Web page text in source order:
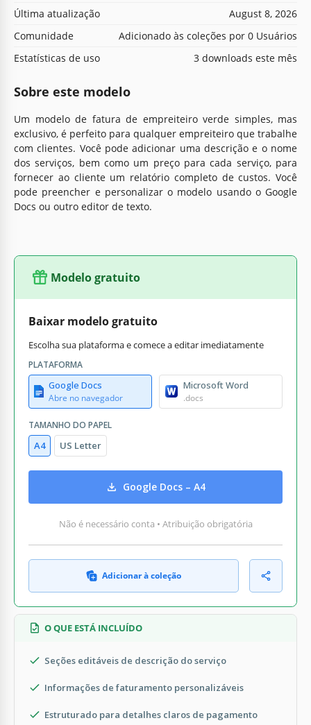
Última atualização
August 8, 2026
Comunidade
Adicionado às coleções por 0 Usuários
Estatísticas de uso
3 downloads este mês
Sobre este modelo
Um modelo de fatura de empreiteiro verde simples, mas
exclusivo, é perfeito para qualquer empreiteiro que trabalhe
com clientes. Você pode adicionar uma descrição e o nome
dos serviços, bem como um preço para cada serviço, para
fornecer ao cliente um relatório completo de custos. Você
pode preencher e personalizar o modelo usando o Google
Docs ou outro editor de texto.
Modelo gratuito
Baixar modelo gratuito
Escolha sua plataforma e comece a editar imediatamente
PLATAFORMA
Google Docs
Abre no navegador
Microsoft Word
.docs
TAMANHO DO PAPEL
A4 US Letter
Google Docs – A4
Não é necessário conta • Atribuição obrigatória
Adicionar à coleção
O QUE ESTÁ INCLUÍDO
Seções editáveis de descrição do serviço
Informações de faturamento personalizáveis
Estruturado para detalhes claros de pagamento